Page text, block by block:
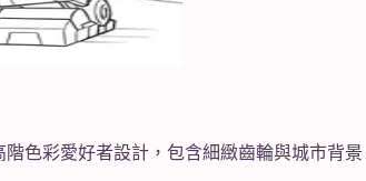
色彩愛好者設計，包含細緻齒輪與城市背景